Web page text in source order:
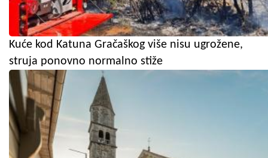
Kuće kod Katuna Gračaškog više nisu ugrožene,
struja ponovno normalno stiže